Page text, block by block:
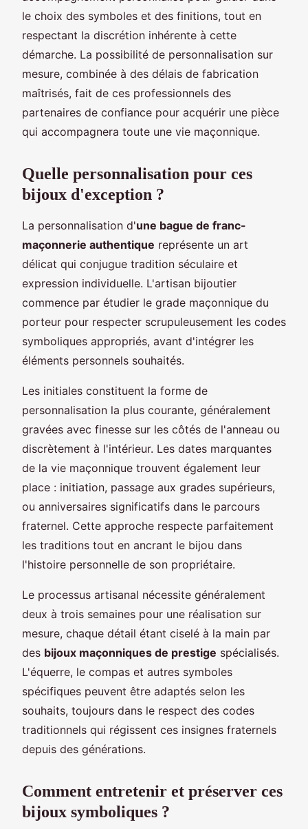
le choix des symboles et des finitions, tout en
respectant la discrétion inhérente à cette
démarche. La possibilité de personnalisation sur
mesure, combinée à des délais de fabrication
maîtrisés, fait de ces professionnels des
partenaires de confiance pour acquérir une pièce
qui accompagnera toute une vie maçonnique.
Quelle personnalisation pour ces
bijoux d'exception ?
La personnalisation d'une bague de franc-
maçonnerie authentique représente un art
délicat qui conjugue tradition séculaire et
expression individuelle. L'artisan bijoutier
commence par étudier le grade maçonnique du
porteur pour respecter scrupuleusement les codes
symboliques appropriés, avant d'intégrer les
éléments personnels souhaités.
Les initiales constituent la forme de
personnalisation la plus courante, généralement
gravées avec finesse sur les côtés de l'anneau ou
discrètement à l'intérieur. Les dates marquantes
de la vie maçonnique trouvent également leur
place : initiation, passage aux grades supérieurs,
ou anniversaires significatifs dans le parcours
fraternel. Cette approche respecte parfaitement
les traditions tout en ancrant le bijou dans
l'histoire personnelle de son propriétaire.
Le processus artisanal nécessite généralement
deux à trois semaines pour une réalisation sur
mesure, chaque détail étant ciselé à la main par
des bijoux maçonniques de prestige spécialisés.
L'équerre, le compas et autres symboles
spécifiques peuvent être adaptés selon les
souhaits, toujours dans le respect des codes
traditionnels qui régissent ces insignes fraternels
depuis des générations.
Comment entretenir et préserver ces
bijoux symboliques ?